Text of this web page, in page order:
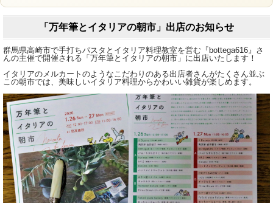
「万年筆とイタリアの朝市」出店のお知らせ
群馬県高崎市で手打ちパスタとイタリア料理教室を営む『bottega616』さ
んの主催で開催される「万年筆とイタリアの朝市」に出店いたします！
イタリアのメルカートのようなこだわりのある出店者さんがたくさん並ぶ
この朝市では、美味しいイタリア料理からかわいい雑貨が楽しめます。